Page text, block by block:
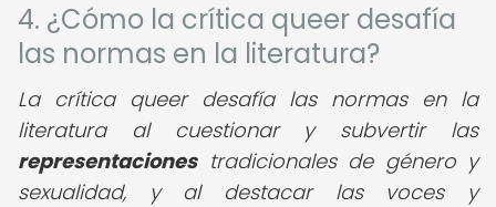
4. ¿Cómo la crítica queer desafía
las normas en la literatura?
La crítica queer desafía las normas en la
literatura al cuestionar y subvertir las
representacionestradicionales de género y
sexualidad, y al destacar las voces y